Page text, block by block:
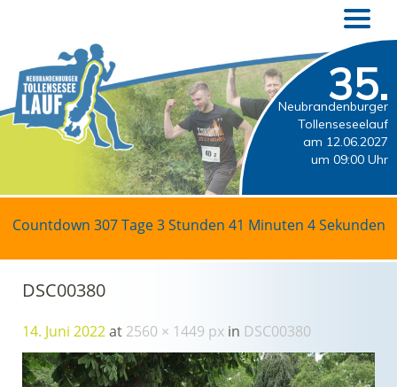
35.
Neubrandenburger
Tollenseseelauf
am 12.06.2027
um 09:00 Uhr
Countdown 307 Tage 3 Stunden 41 Minuten 4 Sekunden
DSC00380
14. Juni 2022at 2560 × 1449 px in DSC00380